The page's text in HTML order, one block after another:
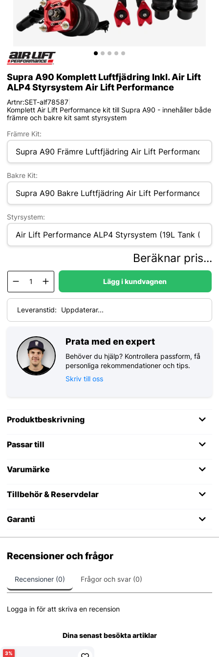
Supra A90 Komplett Luftfjädring Inkl. Air Lift
ALP4 Styrsystem Air Lift Performance
Artnr:SET-alf78587|
Komplett Air Lift Performance kit till Supra A90 - innehåller både
främre och bakre kit samt styrsystem
Främre Kit:
Bakre Kit:
Styrsystem:
Beräknar pris...
Lägg i kundvagnen
Leveranstid: Uppdaterar...
Prata med en expert
Behöver du hjälp? Kontrollera passform, få
personliga rekommendationer och tips.
Skriv till oss
Produktbeskrivning
Passar till
Varumärke
Tillbehör & Reservdelar
Garanti
Recensioner och frågor
Recensioner (0) Frågor och svar (0)
Logga in för att skriva en recension
Dina senast besökta artiklar
3